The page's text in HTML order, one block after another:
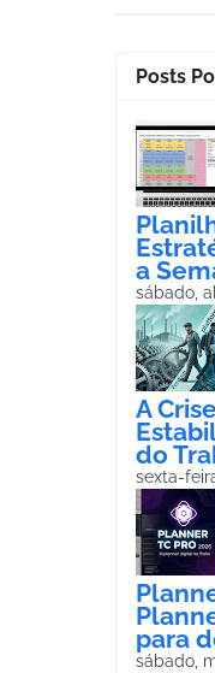
Posts
a
sábado,
A
do
sexta-
para
sábado,